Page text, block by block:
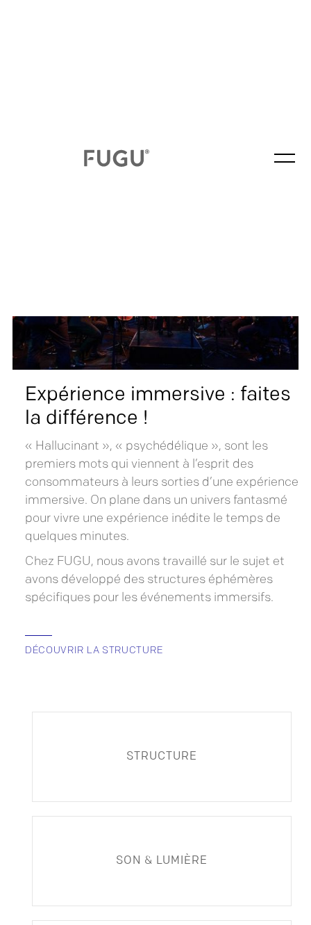
Expérience immersive : faites
la différence !
« Hallucinant », « psychédélique », sont les
premiers mots qui viennent à l’esprit des
consommateurs à leurs sorties d’une expérience
immersive. On plane dans un univers fantasmé
pour vivre une expérience inédite le temps de
quelques minutes.
Chez FUGU, nous avons travaillé sur le sujet et
avons développé des structures éphémères
spécifiques pour les événements immersifs.
DÉCOUVRIR LA STRUCTURE
STRUCTURE
SON & LUMIÈRE